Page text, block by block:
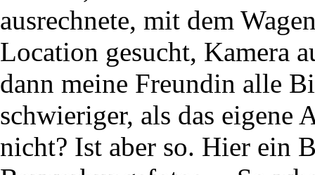
ausrechnete, mit dem
Location gesucht, Kamera
dann meine Freundin alle
schwieriger, als das
nicht? Ist aber so. Hier ein